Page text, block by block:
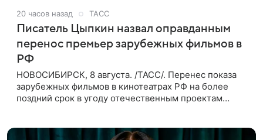
20 часов назад ТАСС
Писатель Цыпкин назвал оправданным
перенос премьер зарубежных фильмов в
РФ
НОВОСИБИРСК, 8 августа. /ТАСС/. Перенес показа
зарубежных фильмов в кинотеатрах РФ на более
поздний срок в угоду отечественным проектам